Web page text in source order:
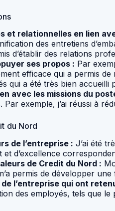
et relationnelles en lien
des entretiens
d’établir des relations
ses propos : Par
efficace qui a permis
qui a été très bien accueilli
avec les missions du
exemple, j’ai réussi à
du Nord
de l’entreprise : J’ai été
et d’excellence
de Credit du Nord :
permis de développer
l’entreprise qui ont
des employés, tels que